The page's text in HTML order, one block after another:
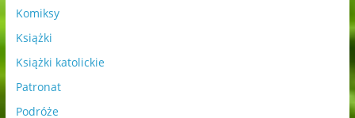
Komiksy
Książki
Książki katolickie
Patronat
Podróże